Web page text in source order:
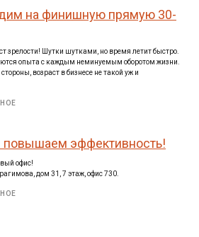
на финишную прямую 30-
зрелости! Шутки шутками, но время летит быстро.
опыта с каждым неминуемым оборотом жизни.
возраст в бизнесе не такой уж и
эффективность!
офис!
дом 31, 7 этаж, офис 730.